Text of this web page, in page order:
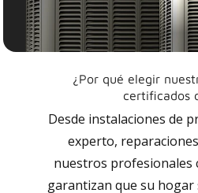
¿Por qué elegir
certificados
Desde instalaciones de
experto,
nuestros profesionales
garantizan que su